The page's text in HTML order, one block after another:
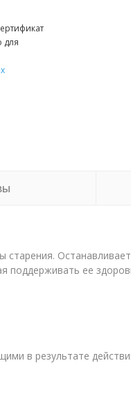
для
поддерживать ее
в результате